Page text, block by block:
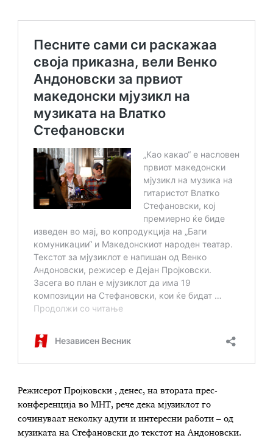
Режисерот Пројковски , денес, на втората прес-
конференција во МНТ, рече дека мјузиклот го
сочинуваат неколку адути и интересни работи – од
музиката на Стефановски до текстот на Андоновски.